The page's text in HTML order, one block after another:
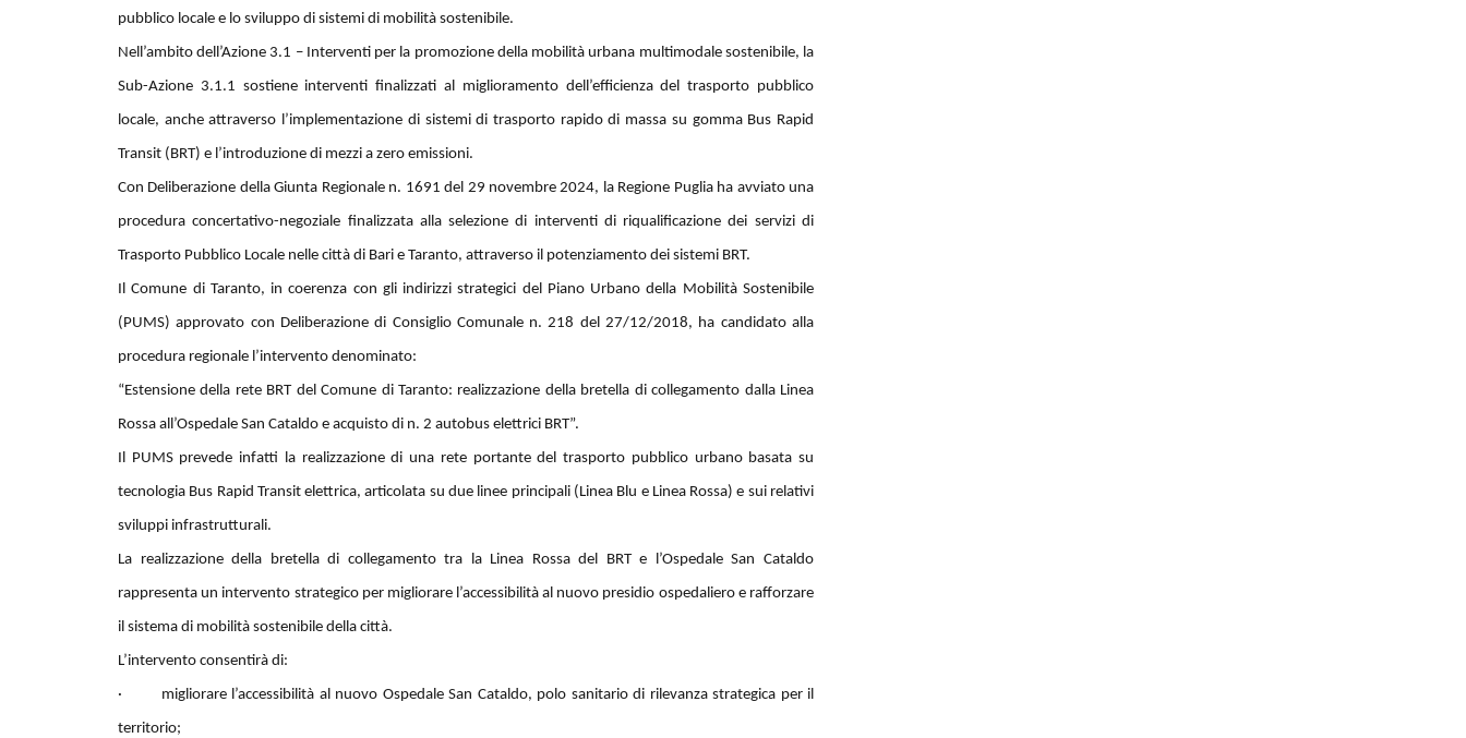
pubblico locale e lo sviluppo di sistemi di mobilità sostenibile.
Nell’ambito dell’Azione 3.1 – Interventi per la promozione della mobilità urbana multimodale sostenibile, la
Sub-Azione 3.1.1 sostiene interventi finalizzati al miglioramento dell’efficienza del trasporto pubblico
locale, anche attraverso l’implementazione di sistemi di trasporto rapido di massa su gomma Bus Rapid
Transit (BRT) e l’introduzione di mezzi a zero emissioni.
Con Deliberazione della Giunta Regionale n. 1691 del 29 novembre 2024, la Regione Puglia ha avviato una
procedura concertativo-negoziale finalizzata alla selezione di interventi di riqualificazione dei servizi di
Trasporto Pubblico Locale nelle città di Bari e Taranto, attraverso il potenziamento dei sistemi BRT.
Il Comune di Taranto, in coerenza con gli indirizzi strategici del Piano Urbano della Mobilità Sostenibile
(PUMS) approvato con Deliberazione di Consiglio Comunale n. 218 del 27/12/2018, ha candidato alla
procedura regionale l’intervento denominato:
“Estensione della rete BRT del Comune di Taranto: realizzazione della bretella di collegamento dalla Linea
Rossa all’Ospedale San Cataldo e acquisto di n. 2 autobus elettrici BRT”.
Il PUMS prevede infatti la realizzazione di una rete portante del trasporto pubblico urbano basata su
tecnologia Bus Rapid Transit elettrica, articolata su due linee principali (Linea Blu e Linea Rossa) e sui relativi
sviluppi infrastrutturali.
La realizzazione della bretella di collegamento tra la Linea Rossa del BRT e l’Ospedale San Cataldo
rappresenta un intervento strategico per migliorare l’accessibilità al nuovo presidio ospedaliero e rafforzare
il sistema di mobilità sostenibile della città.
L’intervento consentirà di:
· migliorare l’accessibilità al nuovo Ospedale San Cataldo, polo sanitario di rilevanza strategica per il
territorio;